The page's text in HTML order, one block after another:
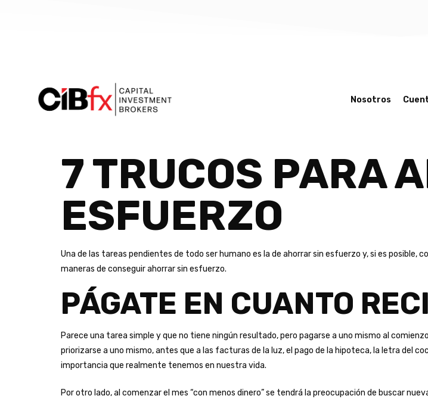
Nosotros
7 TRUCOS PARA
ESFUERZO
Una de las tareas pendientes de todo ser humano es la de ahorrar sin esfuerzo y, si es
maneras de conseguir ahorrar sin esfuerzo.
PÁGATE EN CUANTO
Parece una tarea simple y que no tiene ningún resultado, pero pagarse a uno mismo al
priorizarse a uno mismo, antes que a las facturas de la luz, el pago de la hipoteca, la letra del
importancia que realmente tenemos en nuestra vida.
Por otro lado, al comenzar el mes “con menos dinero” se tendrá la preocupación de buscar